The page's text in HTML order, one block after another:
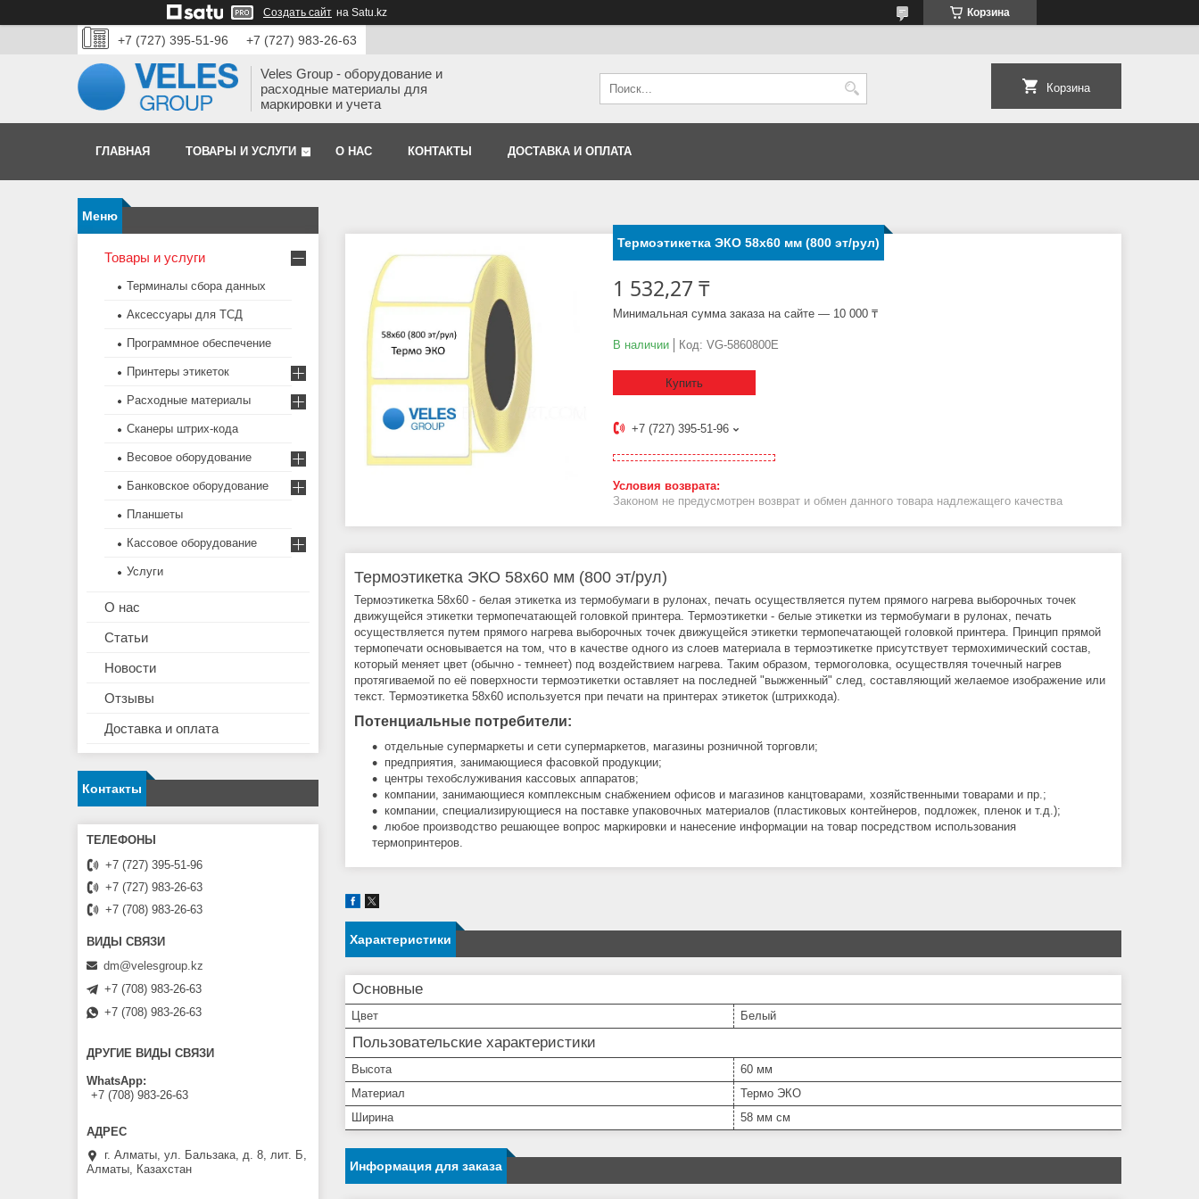
Создать сайт на Satu.kz Корзина
+7 (727) 395-51-96 +7 (727) 983-26-63
Veles Group - оборудование и
расходные материалы для
маркировки и учета
Корзина
ГЛАВНАЯ ТОВАРЫ И УСЛУГИ О НАС КОНТАКТЫ ДОСТАВКА И ОПЛАТА
Термоэтикетка ЭКО 58x60 мм (800 эт/рул)
1 532,27 ₸
Минимальная сумма заказа на сайте — 10 000 ₸
В наличии Код: VG-5860800E
Купить
+7 (727) 395-51-96
Законом не предусмотрен возврат и обмен данного товара надлежащего качества
Термоэтикетка ЭКО 58x60 мм (800 эт/рул)
Термоэтикетка 58x60 - белая этикетка из термобумаги в рулонах, печать осуществляется путем прямого нагрева выборочных точек
движущейся этикетки термопечатающей головкой принтера. Термоэтикетки - белые этикетки из термобумаги в рулонах, печать
осуществляется путем прямого нагрева выборочных точек движущейся этикетки термопечатающей головкой принтера. Принцип прямой
термопечати основывается на том, что в качестве одного из слоев материала в термоэтикетке присутствует термохимический состав,
который меняет цвет (обычно - темнеет) под воздействием нагрева. Таким образом, термоголовка, осуществляя точечный нагрев
протягиваемой по её поверхности термоэтикетки оставляет на последней "выжженный" след, составляющий желаемое изображение или
текст. Термоэтикетка 58x60 используется при печати на принтерах этикеток (штрихкода).
Потенциальные потребители:
отдельные супермаркеты и сети супермаркетов, магазины розничной торговли;
предприятия, занимающиеся фасовкой продукции;
центры техобслуживания кассовых аппаратов;
компании, занимающиеся комплексным снабжением офисов и магазинов канцтоварами, хозяйственными товарами и пр.;
компании, специализирующиеся на поставке упаковочных материалов (пластиковых контейнеров, подложек, пленок и т.д.);
любое производство решающее вопрос маркировки и нанесение информации на товар посредством использования
термопринтеров.
Характеристики
Основные
Цвет Белый
Пользовательские характеристики
Высота
60 мм
Материал
Термо ЭКО
Ширина
58 мм см
Информация для заказа
Товары и услуги
Терминалы сбора данных
Аксессуары для ТСД
Программное обеспечение
Принтеры этикеток
Расходные материалы
Сканеры штрих-кода
Весовое оборудование
Банковское оборудование
Планшеты
Кассовое оборудование
Услуги
О нас
Статьи
Новости
Отзывы
Доставка и оплата
Контакты
+7 (727) 395-51-96
+7 (727) 983-26-63
+7 (708) 983-26-63
dm@velesgroup.kz
+7 (708) 983-26-63
+7 (708) 983-26-63
ДРУГИЕ ВИДЫ СВЯЗИ
WhatsApp
+7 (708) 983-26-63
г. Алматы, ул. Бальзака, д. 8, лит. Б,
Алматы, Казахстан